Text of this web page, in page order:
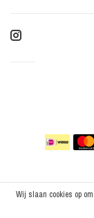
Wij slaan cookies op